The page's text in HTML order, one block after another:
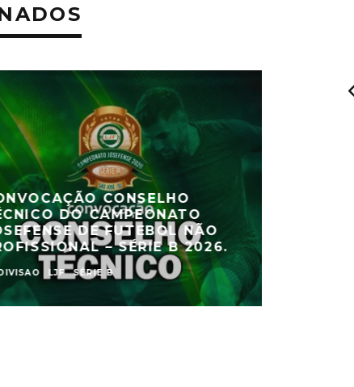
CONSELHO
DO CAMPEONATO
DE FUTEBOL NÃO
– SÉRIE B 2026.
LJF SÉRIE B